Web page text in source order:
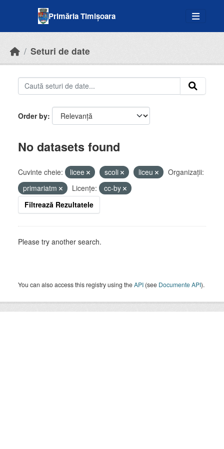
Primăria Timișoara
Seturi de date
Order by
No datasets found
Cuvinte cheie: licee scoli liceu
Organizații:
primariatm
Licenţe:
cc-by
Filtrează Rezultatele
Please try another search.
You can also access this registry using theAPI (see Documente API).